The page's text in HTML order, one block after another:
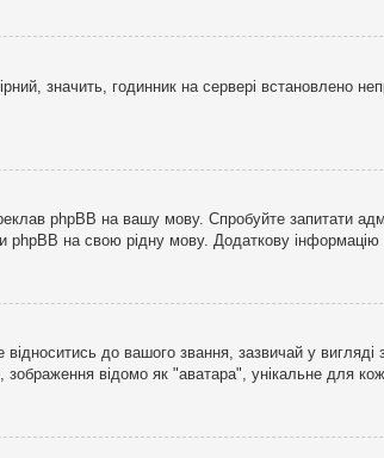
значить, годинник на сервері встановлено
phpBB на вашу мову. Спробуйте запитати
на свою рідну мову. Додаткову
до вашого звання, зазвичай у вигляді
відомо як "аватара", унікальне для